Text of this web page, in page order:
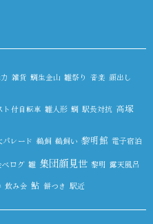
雑貨 鯛生金山 雛祭り 音楽 顔出し
ト付自転車 雛人形 鯛 駅長対抗 高塚
パレード 鵜飼 鵜飼い 黎明館 電子宿泊
べログ 雛 集団顔見世 黎明 露天風呂
飲み会 鮎 餅つき 駅近